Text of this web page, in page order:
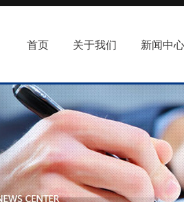
首页 关于我们 新闻中心